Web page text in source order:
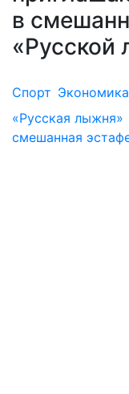
в
«Русской
Спорт Экономика
«Русская лыжня»
смешанная